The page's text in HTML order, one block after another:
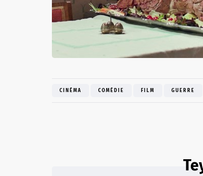
CINÉMA COMÉDIE FILM GUERRE